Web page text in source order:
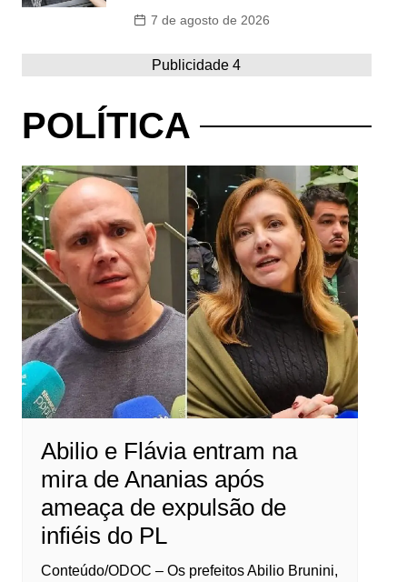
7 de agosto de 2026
Publicidade 4
POLÍTICA
Abilio e Flávia entram na
mira de Ananias após
ameaça de expulsão de
infiéis do PL
Conteúdo/ODOC – Os prefeitos Abilio Brunini,